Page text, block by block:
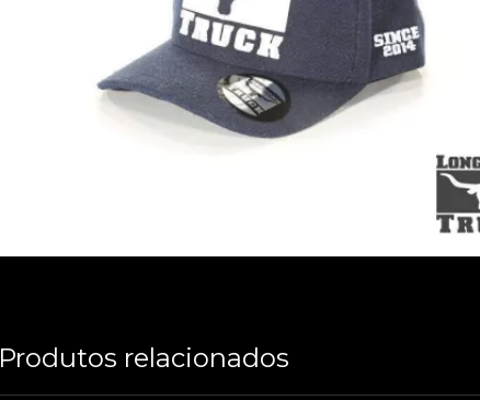
Produtos relacionados